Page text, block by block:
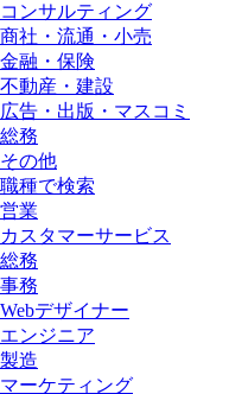
コンサルティング
商社・流通・小売
金融・保険
不動産・建設
広告・出版・マスコミ
総務
その他
職種で検索
営業
カスタマーサービス
総務
事務
Webデザイナー
エンジニア
製造
マーケティング